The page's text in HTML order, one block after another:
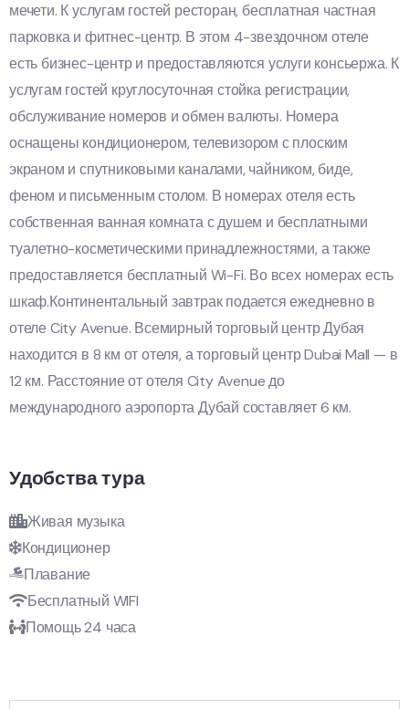
мечети. К услугам гостей ресторан, бесплатная частная
парковка и фитнес-центр. В этом 4-звездочном отеле
есть бизнес-центр и предоставляются услуги консьержа. К
услугам гостей круглосуточная стойка регистрации,
обслуживание номеров и обмен валюты. Номера
оснащены кондиционером, телевизором с плоским
экраном и спутниковыми каналами, чайником, биде,
феном и письменным столом. В номерах отеля есть
собственная ванная комната с душем и бесплатными
туалетно-косметическими принадлежностями, а также
предоставляется бесплатный Wi-Fi. Во всех номерах есть
шкаф.Континентальный завтрак подается ежедневно в
отеле City Avenue. Всемирный торговый центр Дубая
находится в 8 км от отеля, а торговый центр Dubai Mall — в
12 км. Расстояние от отеля City Avenue до
международного аэропорта Дубай составляет 6 км.
Удобства тура
Живая музыка
Кондиционер
Плавание
Бесплатный WIFI
Помощь 24 часа